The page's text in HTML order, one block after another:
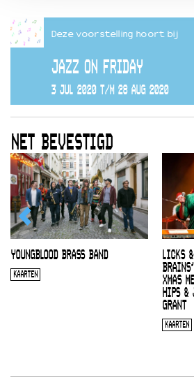
Deze voorstelling hoort bij
JAZZ ON FRIDAY
3 JUL 2020 T/M 28 AUG 2020
NET BEVESTIGD
YOUNGBLOOD BRASS BAND
KAARTEN
LICKS &
XMAS
HIPS &
GRANT
KAARTEN